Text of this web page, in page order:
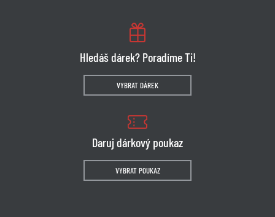
Hledáš dárek? Poradíme Ti!
VYBRAT DÁREK
Daruj dárkový poukaz
VYBRAT POUKAZ